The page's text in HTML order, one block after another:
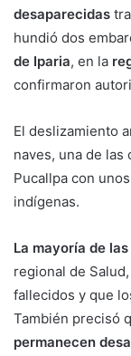
desaparecidas
hundió dos
de Iparia, en la
confirmaron
El deslizamiento
naves, una de las
Pucallpa con
indígenas.
La mayoría de
regional de Salud,
fallecidos y que
También precisó
permanecen